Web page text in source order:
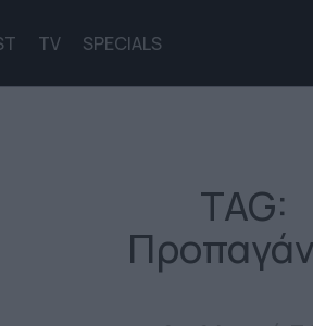
TV SPECIALS
TAG: